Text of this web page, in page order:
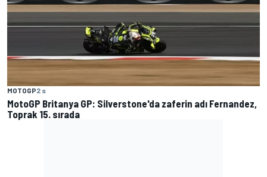
MOTOGP2 s
MotoGP Britanya GP: Silverstone'da zaferin adı Fernandez,
Toprak 15. sırada